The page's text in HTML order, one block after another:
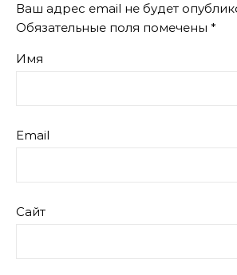
Ваш адрес email не будет
Обязательные поля помечены *
Имя
Email
Сайт